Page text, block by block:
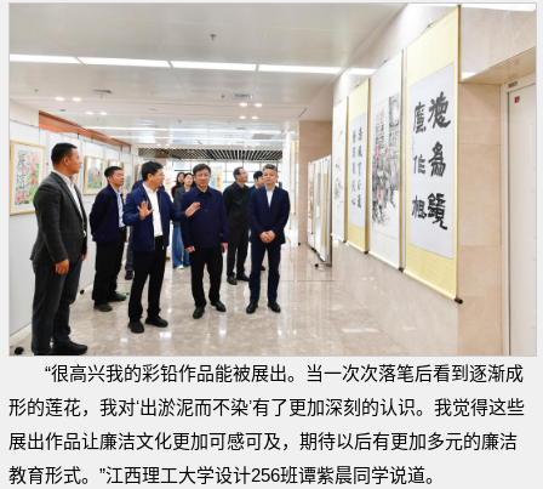
“很高兴我的彩铅作品能被展出。当一次次落笔后看到逐渐成
形的莲花，我对ʻ出淤泥而不染ʼ有了更加深刻的认识。我觉得这些
展出作品让廉洁文化更加可感可及，期待以后有更加多元的廉洁
教育形式。”江西理工大学设计256班谭紫晨同学说道。